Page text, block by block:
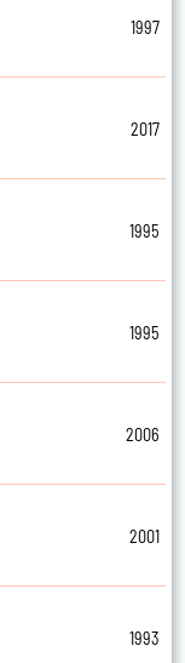
1997
2017
1995
1995
2006
2001
1993